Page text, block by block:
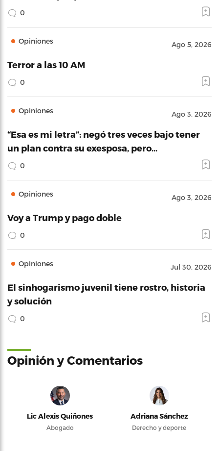
0
Opiniones Ago 5, 2026
Terror a las 10 AM
0
Opiniones Ago 3, 2026
“Esa es mi letra”: negó tres veces bajo tener
un plan contra su exesposa, pero…
0
Opiniones Ago 3, 2026
Voy a Trump y pago doble
0
Opiniones Jul 30, 2026
El sinhogarismo juvenil tiene rostro, historia
y solución
0
Opinión y Comentarios
Lic Alexis Quiñones
Abogado
Adriana Sánchez
Derecho y deporte